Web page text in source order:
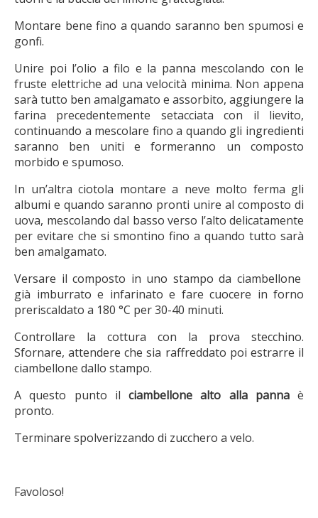
Montare bene fino a quando saranno ben spumosi e
gonfi.
Unire poi l’olio a filo e la panna mescolando con le
fruste elettriche ad una velocità minima. Non appena
sarà tutto ben amalgamato e assorbito, aggiungere la
farina precedentemente setacciata con il lievito,
continuando a mescolare fino a quando gli ingredienti
saranno ben uniti e formeranno un composto
morbido e spumoso.
In un’altra ciotola montare a neve molto ferma gli
albumi e quando saranno pronti unire al composto di
uova, mescolando dal basso verso l’alto delicatamente
per evitare che si smontino fino a quando tutto sarà
ben amalgamato.
Versare il composto in uno stampo da ciambellone
già imburrato e infarinato e fare cuocere in forno
preriscaldato a 180 °C per 30-40 minuti.
Controllare la cottura con la prova stecchino.
Sfornare, attendere che sia raffreddato poi estrarre il
ciambellone dallo stampo.
A questo punto il ciambellone alto alla pannaè
pronto.
Terminare spolverizzando di zucchero a velo.
Favoloso!